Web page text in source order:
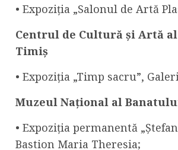
• Expoziția „Salonul de Artă
Centrul de Cultură și Artă
Timiș
• Expoziția „Timp sacru”,
Muzeul Național al
• Expoziția permanentă „Ștefan
Bastion Maria Theresia;